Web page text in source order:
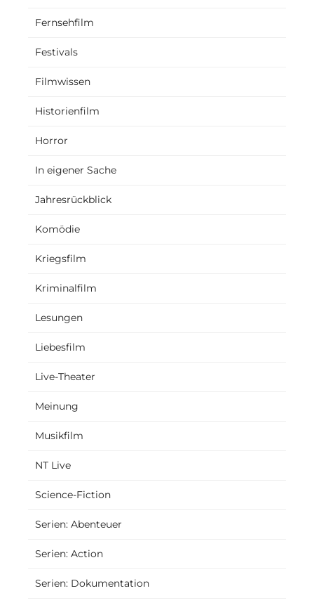
Fernsehfilm
Festivals
Filmwissen
Historienfilm
Horror
In eigener Sache
Jahresrückblick
Komödie
Kriegsfilm
Kriminalfilm
Lesungen
Liebesfilm
Live-Theater
Meinung
Musikfilm
NT Live
Science-Fiction
Serien: Abenteuer
Serien: Action
Serien: Dokumentation